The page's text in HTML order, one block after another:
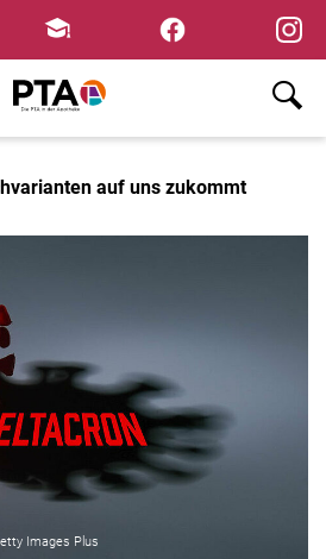
Fortbildungen
Home
auf uns zukommt
Images Plus
×